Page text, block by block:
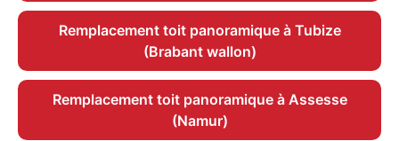
Remplacement toit panoramique à Tubize
(Brabant wallon)
Remplacement toit panoramique à Assesse
(Namur)